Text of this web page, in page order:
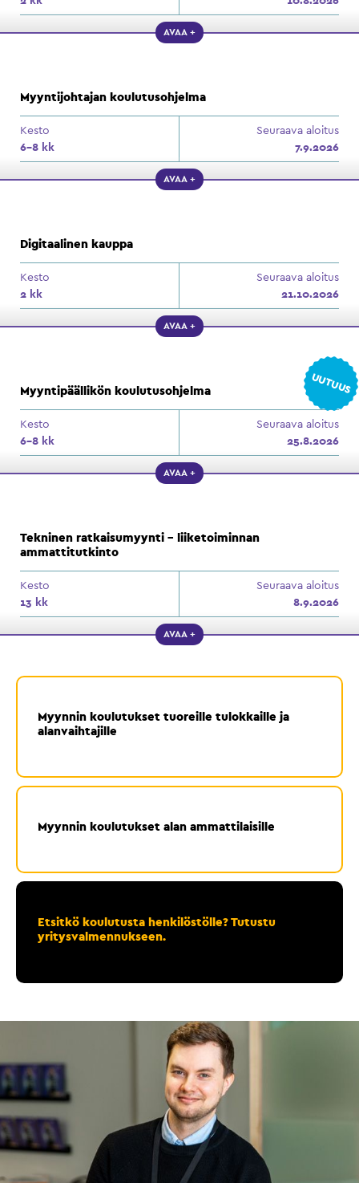
AVAA +
Myyntijohtajan koulutusohjelma
Kesto
6–8 kk
Seuraava aloitus
7.9.2026
AVAA +
Digitaalinen kauppa
Kesto
2 kk
Seuraava aloitus
21.10.2026
AVAA +
Myyntipäällikön koulutusohjelma
Kesto
6–8 kk
Seuraava aloitus
25.8.2026
AVAA +
UUTUUS
Tekninen ratkaisumyynti – liiketoiminnan
ammattitutkinto
Kesto
13 kk
Seuraava aloitus
8.9.2026
AVAA +
Myynnin koulutukset tuoreille tulokkaille ja
alanvaihtajille
Myynnin koulutukset alan ammattilaisille
Etsitkö koulutusta henkilöstölle? Tutustu
yritysvalmennukseen.